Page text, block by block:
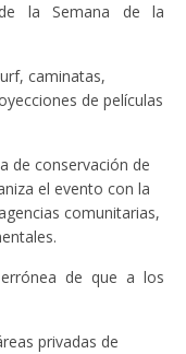
la Semana de la
caminatas,
de películas
de conservación de
el evento con la
comunitarias,
de que a los
privadas de